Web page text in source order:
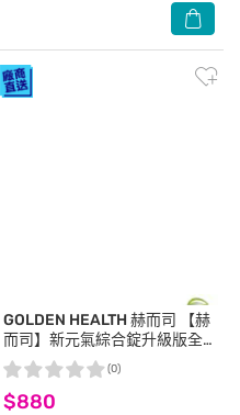
GOLDEN HEALTH 赫而司
【赫
而司】新元氣綜合錠升級版全
素食綜合維他命(60顆*1罐) 女
性孕哺婦女適用 含葉黃素葉酸
鐵B群
$880
(0)